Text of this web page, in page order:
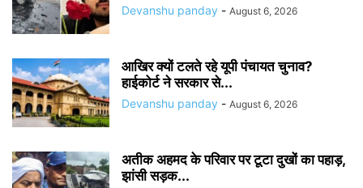
Devanshu panday - August 6, 2026
आखिर क्यों टलते रहे यूपी पंचायत चुनाव?
हाईकोर्ट ने सरकार से...
Devanshu panday - August 6, 2026
अतीक अहमद के परिवार पर टूटा दुखों का पहाड़,
झांसी सड़क...